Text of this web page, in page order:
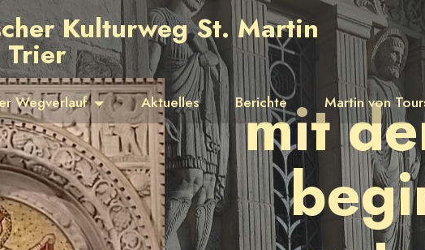
Kulturweg St. Martin
Trier
Wegverlauf Aktuelles Berichte Martin von
mit